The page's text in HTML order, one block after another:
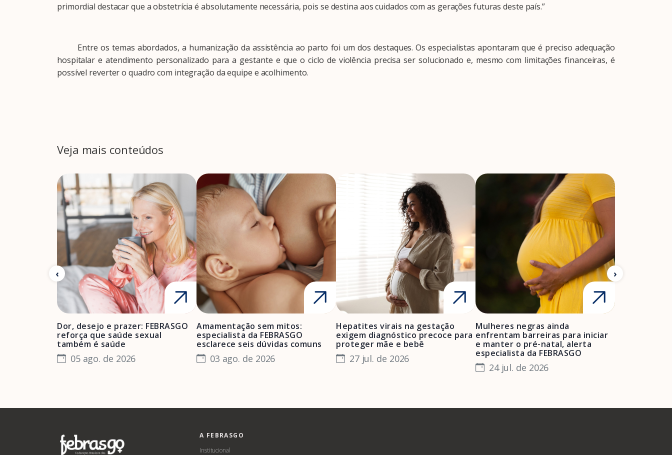
primordial destacar que a obstetrícia é absolutamente necessária, pois se destina aos cuidados com as gerações futuras deste país.”
Entre os temas abordados, a humanização da assistência ao parto foi um dos destaques. Os especialistas apontaram que é preciso adequação
hospitalar e atendimento personalizado para a gestante e que o ciclo de violência precisa ser solucionado e, mesmo com limitações financeiras, é
possível reverter o quadro com integração da equipe e acolhimento.
Veja mais conteúdos
Dor, desejo e prazer: FEBRASGO
reforça que saúde sexual
também é saúde
05 ago. de 2026
Amamentação sem mitos:
especialista da FEBRASGO
esclarece seis dúvidas comuns
03 ago. de 2026
Hepatites virais na gestação
exigem diagnóstico precoce para
proteger mãe e bebê
27 jul. de 2026
Mulheres negras ainda
enfrentam barreiras para iniciar
e manter o pré-natal, alerta
especialista da FEBRASGO
24 jul. de 2026
A FEBRASGO
Institucional